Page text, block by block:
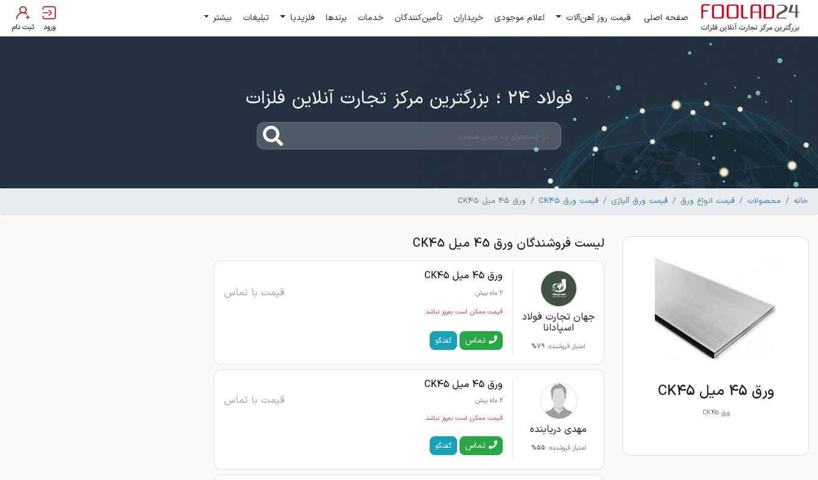
صفحه اصلی قیمت روز آهن‌آلات اعلام موجودی خریداران تأمین‌کنندگان خدمات برندها فلزپدیا تبلیغات بیشتر
ورود ثبت نام
فولاد 24 ؛ بزرگترین مرکز تجارت آنلاین فلزات
خانه محصولات قیمت انواع ورق قیمت ورق آلیاژی قیمت ورق CK45 ورق 45 میل CK45
ورق 45 میل CK45
ورق CK45
لیست فروشندگان ورق 45 میل CK45
جهان تجارت فولاد
اسپادانا
امتیاز فروشنده: 79%
ورق 45 میل CK45
2 ماه پیش قیمت با تماس
قیمت ممکن است به‌روز نباشد
تماس گفتگو
مهدی دریابنده
امتیاز فروشنده: 55%
ورق 45 میل CK45
2 ماه پیش قیمت با تماس
قیمت ممکن است به‌روز نباشد
تماس گفتگو